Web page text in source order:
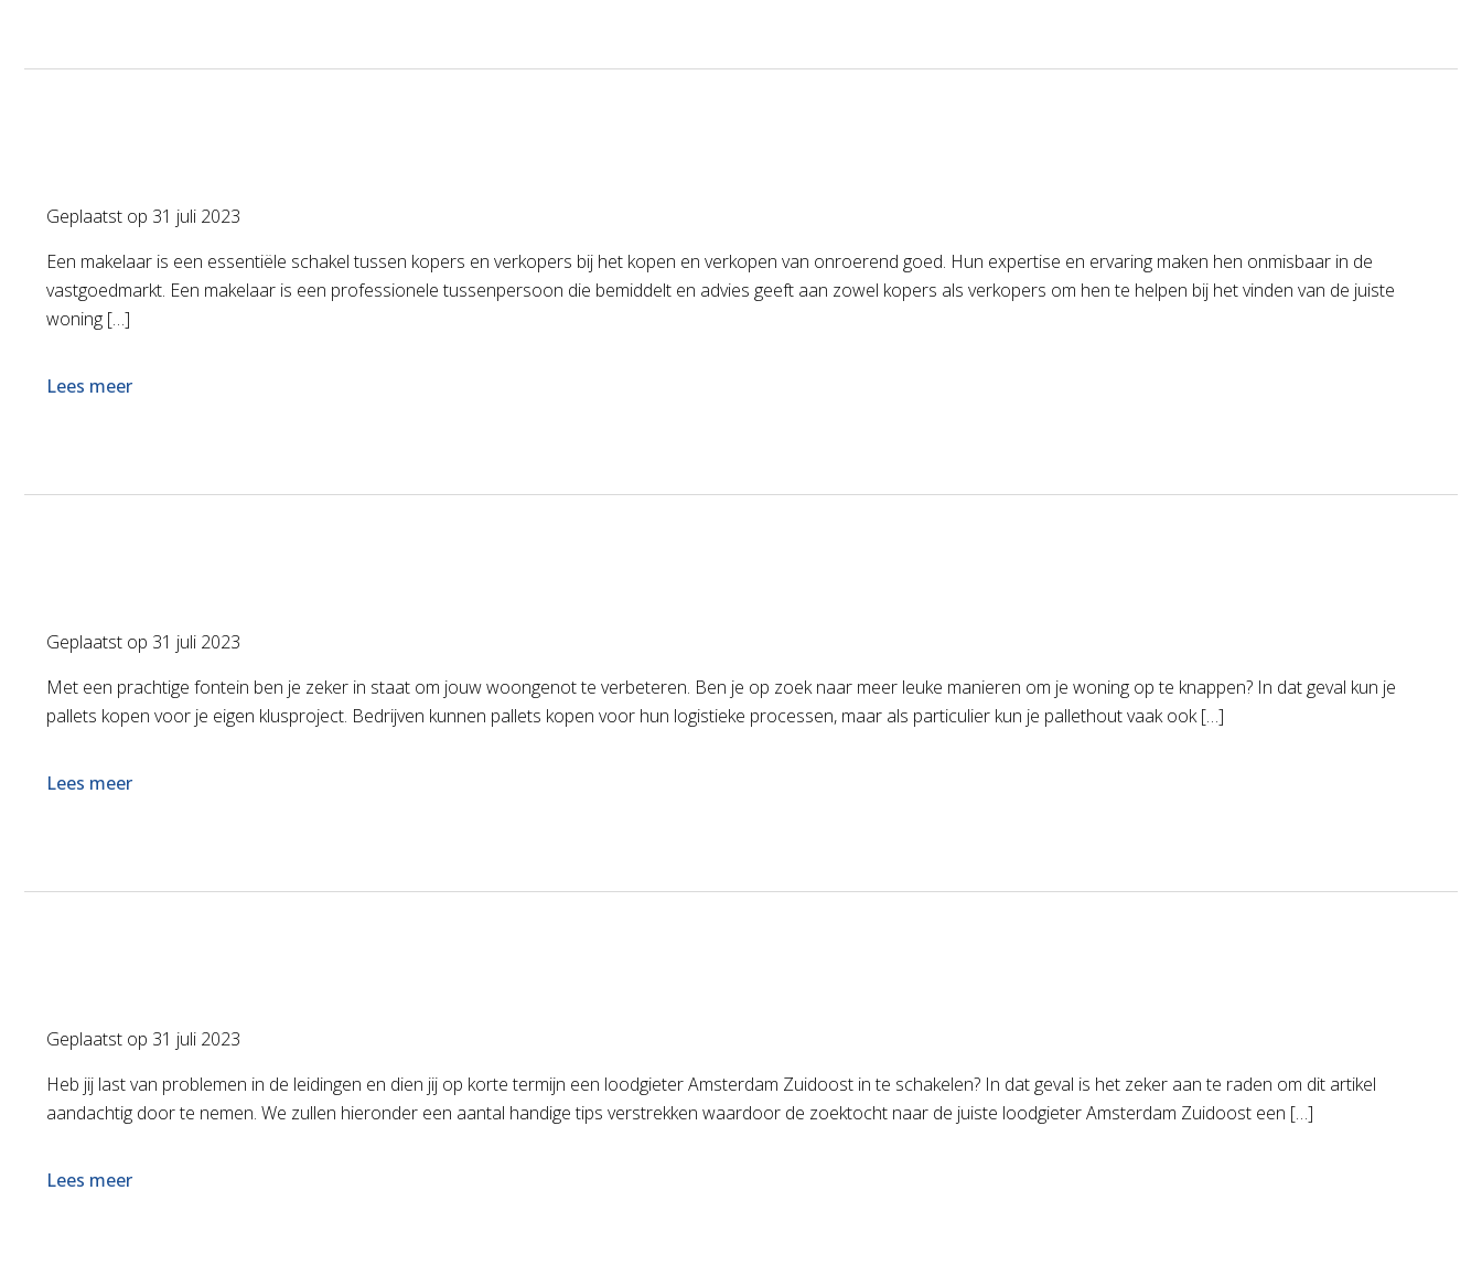
Geplaatst op 31 juli 2023
Een makelaar is een essentiële schakel tussen kopers en verkopers bij het kopen en verkopen van onroerend goed. Hun expertise en ervaring maken hen onmisbaar in de
vastgoedmarkt. Een makelaar is een professionele tussenpersoon die bemiddelt en advies geeft aan zowel kopers als verkopers om hen te helpen bij het vinden van de juiste
woning […]
Lees meer
Geplaatst op 31 juli 2023
Met een prachtige fontein ben je zeker in staat om jouw woongenot te verbeteren. Ben je op zoek naar meer leuke manieren om je woning op te knappen? In dat geval kun je
pallets kopen voor je eigen klusproject. Bedrijven kunnen pallets kopen voor hun logistieke processen, maar als particulier kun je pallethout vaak ook […]
Lees meer
Geplaatst op 31 juli 2023
Heb jij last van problemen in de leidingen en dien jij op korte termijn een loodgieter Amsterdam Zuidoost in te schakelen? In dat geval is het zeker aan te raden om dit artikel
aandachtig door te nemen. We zullen hieronder een aantal handige tips verstrekken waardoor de zoektocht naar de juiste loodgieter Amsterdam Zuidoost een […]
Lees meer